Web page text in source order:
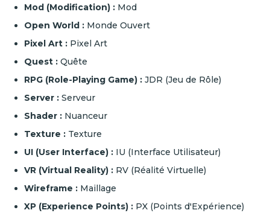
Mod (Modification) : Mod
Open World : Monde Ouvert
Pixel Art : Pixel Art
Quest : Quête
RPG (Role-Playing Game) : JDR (Jeu de Rôle)
Server : Serveur
Shader : Nuanceur
Texture : Texture
UI (User Interface) : IU (Interface Utilisateur)
VR (Virtual Reality) : RV (Réalité Virtuelle)
Wireframe : Maillage
XP (Experience Points) : PX (Points d'Expérience)